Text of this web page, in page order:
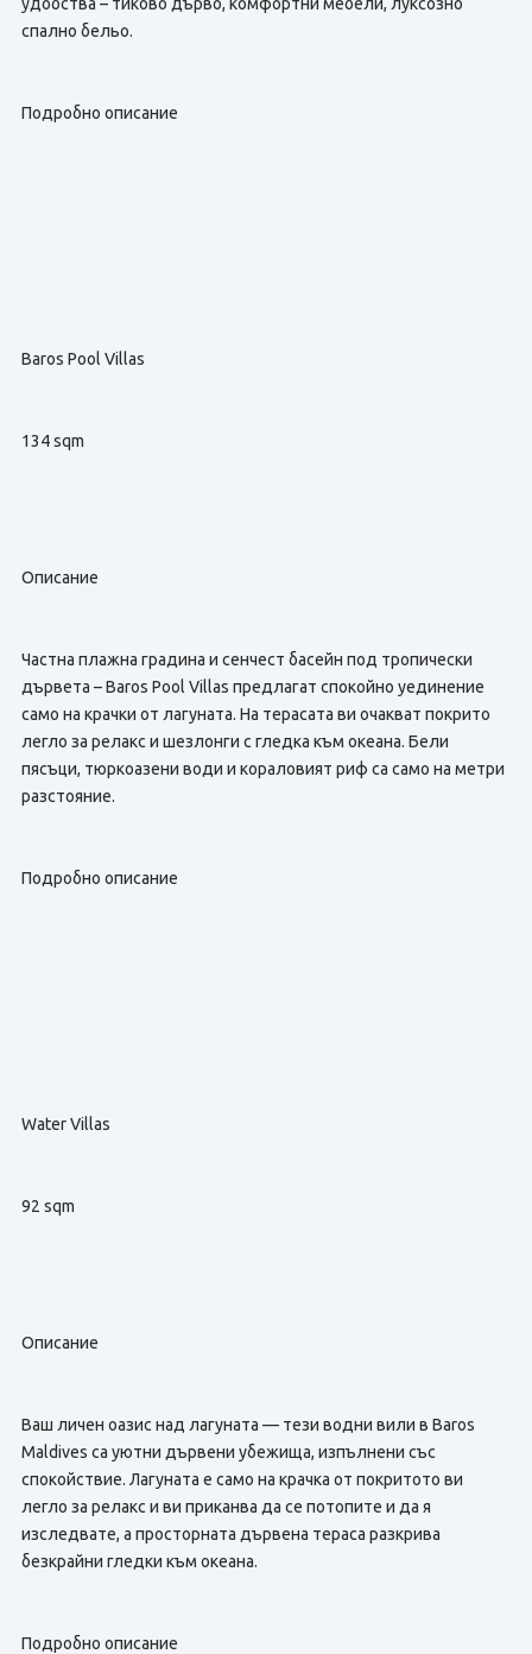
спално бельо.
Подробно описание
Baros Pool Villas
134 sqm
Описание
Частна плажна градина и сенчест басейн под тропически
дървета – Baros Pool Villas предлагат спокойно уединение
само на крачки от лагуната. На терасата ви очакват покрито
легло за релакс и шезлонги с гледка към океана. Бели
пясъци, тюркоазени води и кораловият риф са само на метри
разстояние.
Подробно описание
Water Villas
92 sqm
Описание
Ваш личен оазис над лагуната — тези водни вили в Baros
Maldives са уютни дървени убежища, изпълнени със
спокойствие. Лагуната е само на крачка от покритото ви
легло за релакс и ви приканва да се потопите и да я
изследвате, а просторната дървена тераса разкрива
безкрайни гледки към океана.
Подробно описание